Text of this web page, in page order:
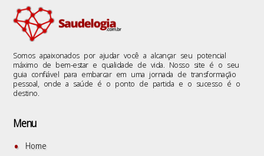
Somos apaixonados por ajudar você a alcançar seu potencial
máximo de bem-estar e qualidade de vida. Nosso site é o seu
guia confiável para embarcar em uma jornada de transformação
pessoal, onde a saúde é o ponto de partida e o sucesso é o
destino.
Menu
Home